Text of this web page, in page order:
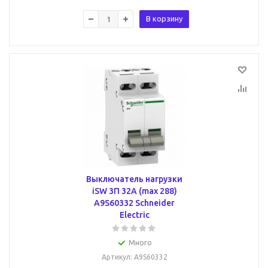
В корзину
Выключатель нагрузки
iSW 3П 32A (max 288)
A9S60332 Schneider
Electric
Много
Артикул: A9S60332